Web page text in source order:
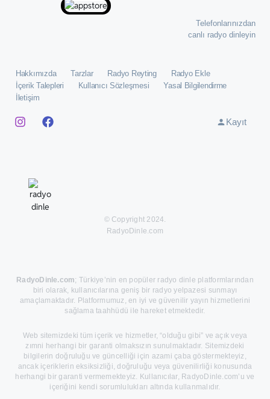
Telefonlarınızdan
canlı radyo dinleyin
Hakkımızda Tarzlar Radyo Reyting
Radyo Ekle
İçerik Talepleri
Kullanıcı Sözleşmesi
Yasal Bilgilendirme
İletişim
Kayıt
© Copyright 2024.
RadyoDinle.com
RadyoDinle.com; Türkiye’nin en popüler radyo dinle platformlarından
biri olarak, kullanıcılarına geniş bir radyo yelpazesi sunmayı
amaçlamaktadır. Platformumuz, en iyi ve güvenilir yayın hizmetlerini
sağlama taahhüdü ile hareket etmektedir.
Web sitemizdeki tüm içerik ve hizmetler, “olduğu gibi” ve açık veya
zımni herhangi bir garanti olmaksızın sunulmaktadır. Sitemizdeki
bilgilerin doğruluğu ve güncelliği için azami çaba göstermekteyiz,
ancak içeriklerin eksiksizliği, doğruluğu veya güvenilirliği konusunda
herhangi bir garanti vermemekteyiz. Kullanıcılar, RadyoDinle.com’u ve
içeriğini kendi sorumlulukları altında kullanmalıdır.